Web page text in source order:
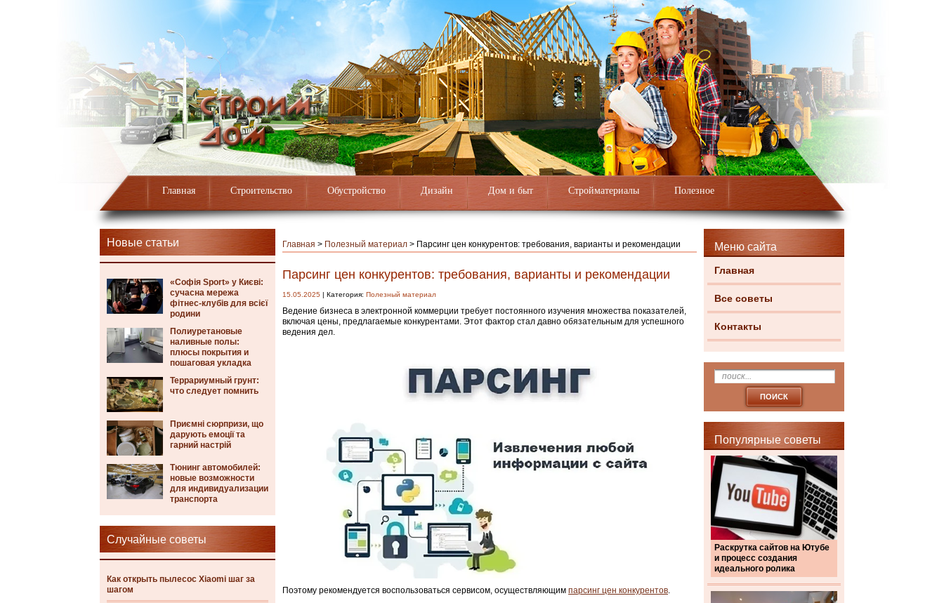
Главная Строительство Обустройство Дизайн Дом и быт Стройматериалы Полезное
Новые статьи
«Софія Sport» у Києві:
сучасна мережа
фітнес-клубів для всієї
родини
Полиуретановые
наливные полы:
плюсы покрытия и
пошаговая укладка
Террариумный грунт:
что следует помнить
Приємні сюрпризи, що
дарують емоції та
гарний настрій
Тюнинг автомобилей:
новые возможности
для индивидуализации
транспорта
Случайные советы
Как открыть пылесос Xiaomi шаг за
шагом
Меню сайта
Главная
Все советы
Контакты
Популярные советы
Раскрутка сайтов на Ютубе
и процесс создания
идеального ролика
Главная > Полезный материал > Парсинг цен конкурентов: требования, варианты и рекомендации
Парсинг цен конкурентов: требования, варианты и рекомендации
15.05.2025 | Категория: Полезный материал
Ведение бизнеса в электронной коммерции требует постоянного изучения множества показателей,
включая цены, предлагаемые конкурентами. Этот фактор стал давно обязательным для успешного
ведения дел.
Поэтому рекомендуется воспользоваться сервисом, осуществляющим парсинг цен конкурентов.